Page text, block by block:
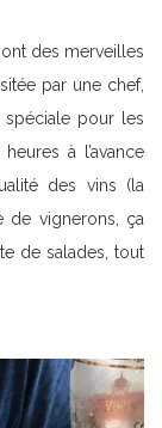
des merveilles
par une chef,
pour les
à l’avance
des vins (la
de vignerons, ça
de salades, tout